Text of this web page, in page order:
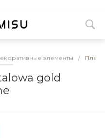
элементы /
gold